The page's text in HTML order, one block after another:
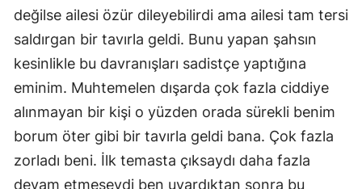
değilse ailesi özür dileyebilirdi ama ailesi tam tersi
saldırgan bir tavırla geldi. Bunu yapan şahsın
kesinlikle bu davranışları sadistçe yaptığına
eminim. Muhtemelen dışarda çok fazla ciddiye
alınmayan bir kişi o yüzden orada sürekli benim
borum öter gibi bir tavırla geldi bana. Çok fazla
zorladı beni. İlk temasta çıksaydı daha fazla
devam etmeseydi ben uyardıktan sonra bu